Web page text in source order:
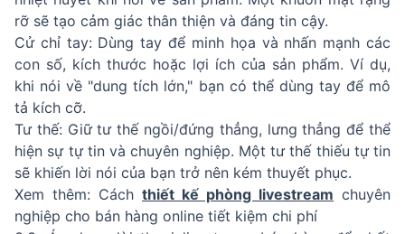
rỡ sẽ tạo cảm giác thân thiện và đáng tin cậy.
Cử chỉ tay: Dùng tay để minh họa và nhấn mạnh các
con số, kích thước hoặc lợi ích của sản phẩm. Ví dụ,
khi nói về "dung tích lớn," bạn có thể dùng tay để mô
tả kích cỡ.
Tư thế: Giữ tư thế ngồi/đứng thẳng, lưng thẳng để thể
hiện sự tự tin và chuyên nghiệp. Một tư thế thiếu tự tin
sẽ khiến lời nói của bạn trở nên kém thuyết phục.
Xem thêm: Cách thiết kế phòng livestream chuyên
nghiệp cho bán hàng online tiết kiệm chi phí